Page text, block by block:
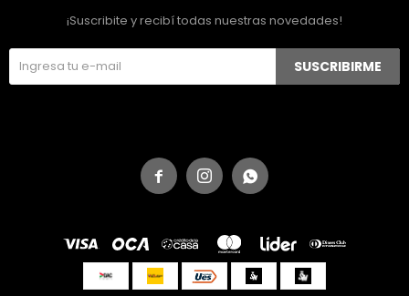
  
¡Suscribite y recibí todas nuestras novedades!
SUSCRIBIRME